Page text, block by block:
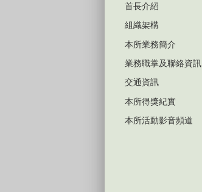
首長介紹
組織架構
本所業務簡介
業務職掌及聯絡資訊
交通資訊
本所得獎紀實
本所活動影音頻道